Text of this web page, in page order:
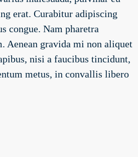
erat. Curabitur adipiscing
congue. Nam pharetra
Aenean gravida mi non aliquet
nisi a faucibus tincidunt,
metus, in convallis libero